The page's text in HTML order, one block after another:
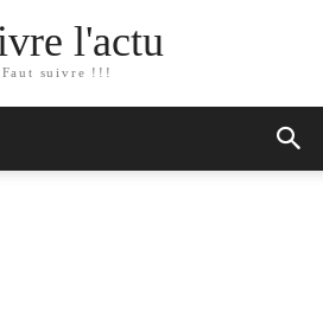
l'actu
Faut suivre !!!